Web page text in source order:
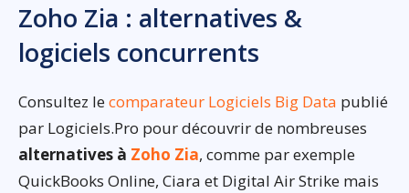
Zoho Zia : alternatives &
logiciels concurrents
Consultez lecomparateur Logiciels Big Data publié
par Logiciels.Pro pour découvrir de nombreuses
alternatives à Zoho Zia, comme par exemple
QuickBooks Online, Ciara et Digital Air Strike mais